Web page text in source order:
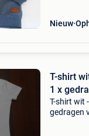
Nieuw
T-shirt
1 x
T-shirt wit
gedragen